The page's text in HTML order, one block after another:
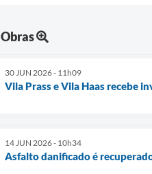
Obras
30 JUN 2026 - 11h09
Vila Prass e Vila Haas recebe
14 JUN 2026 - 10h34
Asfalto danificado é